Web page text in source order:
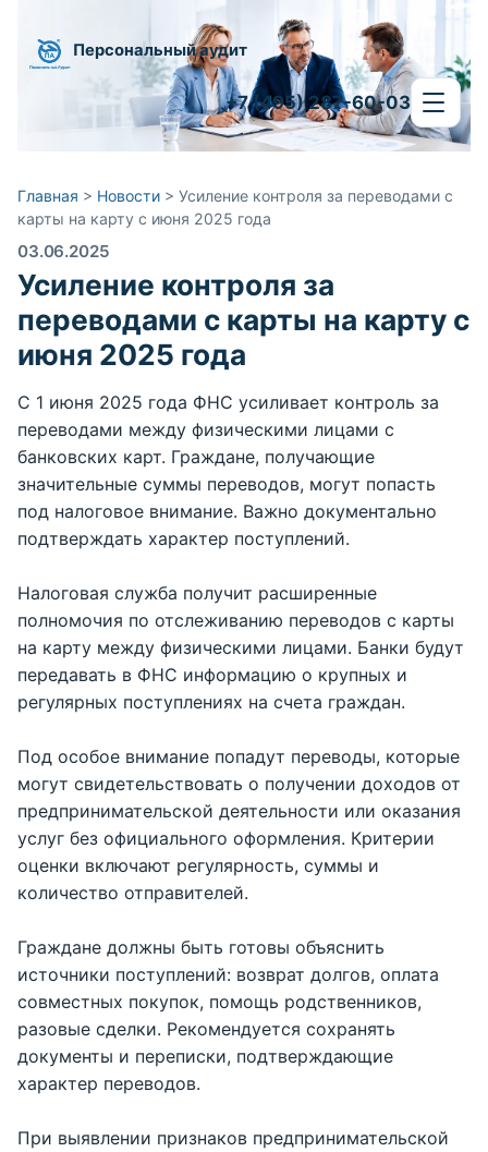
Персональный аудит
+7 (495) 287-60-03
Главная > Новости > Усиление контроля за переводами с
карты на карту с июня 2025 года
03.06.2025
Усиление контроля за
переводами с карты на карту с
июня 2025 года
С 1 июня 2025 года ФНС усиливает контроль за
переводами между физическими лицами с
банковских карт. Граждане, получающие
значительные суммы переводов, могут попасть
под налоговое внимание. Важно документально
подтверждать характер поступлений.
Налоговая служба получит расширенные
полномочия по отслеживанию переводов с карты
на карту между физическими лицами. Банки будут
передавать в ФНС информацию о крупных и
регулярных поступлениях на счета граждан.
Под особое внимание попадут переводы, которые
могут свидетельствовать о получении доходов от
предпринимательской деятельности или оказания
услуг без официального оформления. Критерии
оценки включают регулярность, суммы и
количество отправителей.
Граждане должны быть готовы объяснить
источники поступлений: возврат долгов, оплата
совместных покупок, помощь родственников,
разовые сделки. Рекомендуется сохранять
документы и переписки, подтверждающие
характер переводов.
При выявлении признаков предпринимательской